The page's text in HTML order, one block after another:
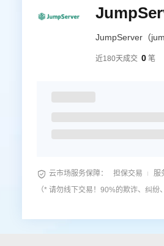
JumpServer（
近180天成交 0 笔
 云市场服务保障： 担保交易 服
（* 请勿线下交易！90%的欺诈、纠纷